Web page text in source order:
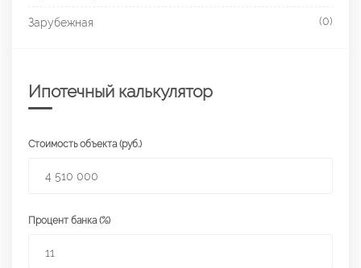
Зарубежная (0)
Ипотечный калькулятор
Стоимость объекта (руб.)
Процент банка (%)